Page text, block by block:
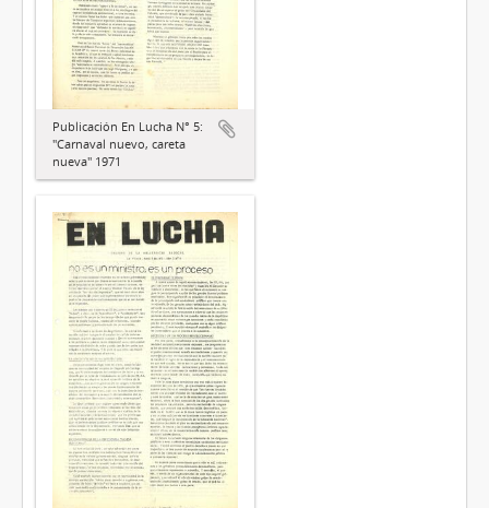
Publicación En Lucha N° 5:
"Carnaval nuevo, careta
nueva" 1971